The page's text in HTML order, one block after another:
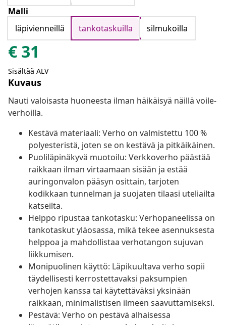
Malli
läpivienneillä
tankotaskuilla silmukoilla
€ 31
Sisältää ALV
Kuvaus
Nauti valoisasta huoneesta ilman häikäisyä näillä voile-
verhoilla.
Kestävä materiaali: Verho on valmistettu 100 %
polyesteristä, joten se on kestävä ja pitkäikäinen.
Puoliläpinäkyvä muotoilu: Verkkoverho päästää
raikkaan ilman virtaamaan sisään ja estää
auringonvalon pääsyn osittain, tarjoten
kodikkaan tunnelman ja suojaten tilaasi uteliailta
katseilta.
Helppo ripustaa tankotasku: Verhopaneelissa on
tankotaskut yläosassa, mikä tekee asennuksesta
helppoa ja mahdollistaa verhotangon sujuvan
liikkumisen.
Monipuolinen käyttö: Läpikuultava verho sopii
täydellisesti kerrostettavaksi paksumpien
verhojen kanssa tai käytettäväksi yksinään
raikkaan, minimalistisen ilmeen saavuttamiseksi.
Pestävä: Verho on pestävä alhaisessa